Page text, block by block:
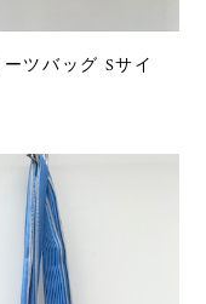
ツバッグ Sサイ